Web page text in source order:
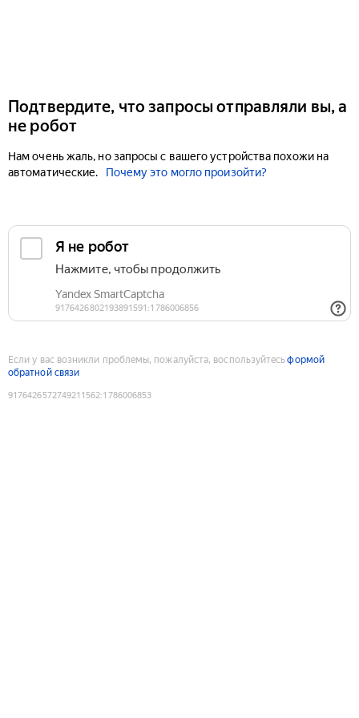
Подтвердите, что запросы отправляли вы, а
не робот
Нам очень жаль, но запросы с вашего устройства похожи на
автоматические.
Почему это могло произойти?
Если у вас возникли проблемы, пожалуйста, воспользуйтесьформой
обратной связи
9176426572749211562:1786006853